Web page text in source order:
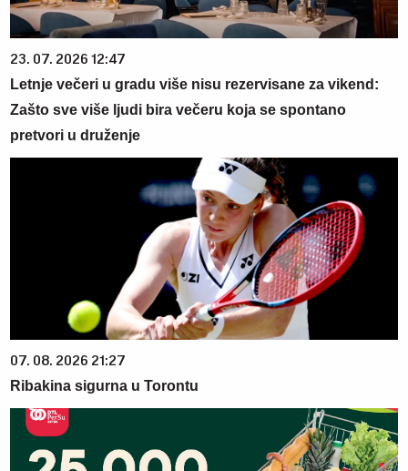
23. 07. 2026 12:47
Letnje večeri u gradu više nisu rezervisane za vikend:
Zašto sve više ljudi bira večeru koja se spontano
pretvori u druženje
07. 08. 2026 21:27
Ribakina sigurna u Torontu